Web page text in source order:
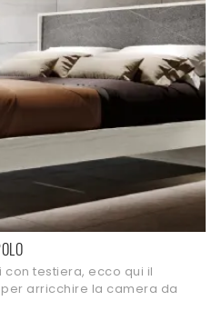
testiera, ecco qui il
arricchire la camera da